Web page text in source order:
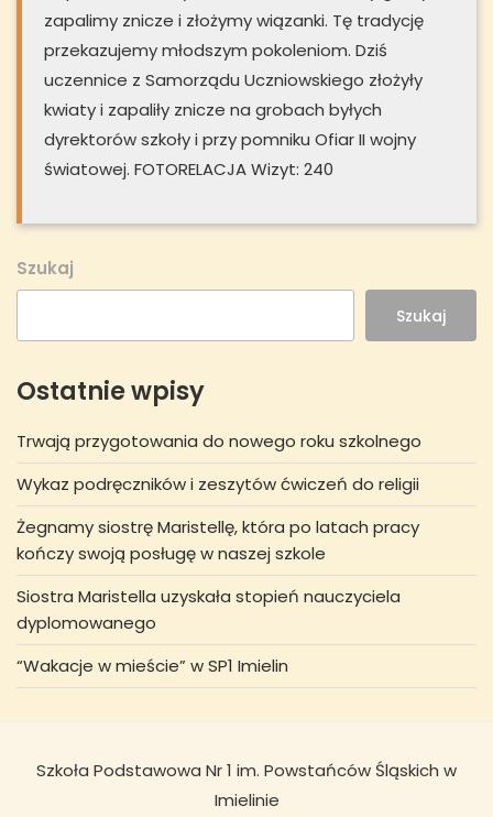
zapalimy znicze i złożymy wiązanki. Tę tradycję
przekazujemy młodszym pokoleniom. Dziś
uczennice z Samorządu Uczniowskiego złożyły
kwiaty i zapaliły znicze na grobach byłych
dyrektorów szkoły i przy pomniku Ofiar II wojny
światowej. FOTORELACJA Wizyt: 240
Szukaj
Szukaj
Ostatnie wpisy
Trwają przygotowania do nowego roku szkolnego
Wykaz podręczników i zeszytów ćwiczeń do religii
Żegnamy siostrę Maristellę, która po latach pracy
kończy swoją posługę w naszej szkole
Siostra Maristella uzyskała stopień nauczyciela
dyplomowanego
“Wakacje w mieście” w SP1 Imielin
Szkoła Podstawowa Nr 1 im. Powstańców Śląskich w
Imielinie